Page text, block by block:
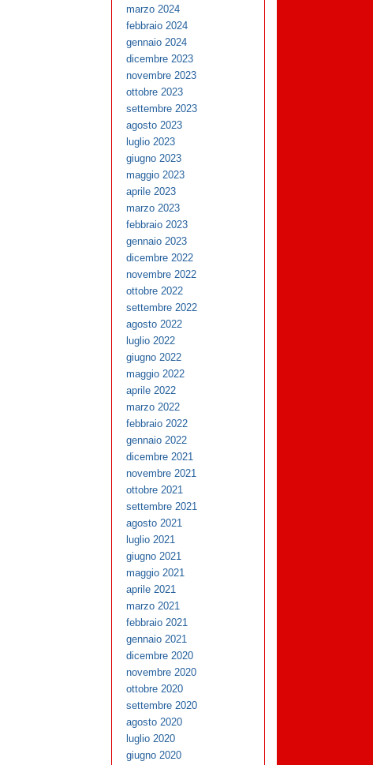
marzo 2024
febbraio 2024
gennaio 2024
dicembre 2023
novembre 2023
ottobre 2023
settembre 2023
agosto 2023
luglio 2023
giugno 2023
maggio 2023
aprile 2023
marzo 2023
febbraio 2023
gennaio 2023
dicembre 2022
novembre 2022
ottobre 2022
settembre 2022
agosto 2022
luglio 2022
giugno 2022
maggio 2022
aprile 2022
marzo 2022
febbraio 2022
gennaio 2022
dicembre 2021
novembre 2021
ottobre 2021
settembre 2021
agosto 2021
luglio 2021
giugno 2021
maggio 2021
aprile 2021
marzo 2021
febbraio 2021
gennaio 2021
dicembre 2020
novembre 2020
ottobre 2020
settembre 2020
agosto 2020
luglio 2020
giugno 2020